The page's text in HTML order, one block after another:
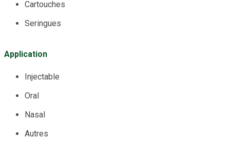
Cartouches
Seringues
Application
Injectable
Oral
Nasal
Autres